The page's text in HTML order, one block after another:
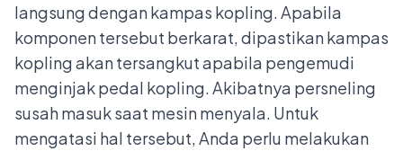
langsung dengan kampas kopling. Apabila
komponen tersebut berkarat, dipastikan kampas
kopling akan tersangkut apabila pengemudi
menginjak pedal kopling. Akibatnya persneling
susah masuk saat mesin menyala. Untuk
mengatasi hal tersebut, Anda perlu melakukan